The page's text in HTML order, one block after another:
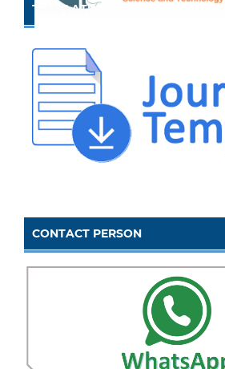
TEMPLATE
CONTACT PERSON